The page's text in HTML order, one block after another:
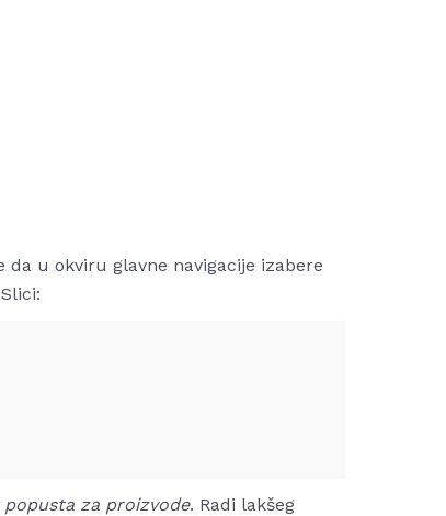
u okviru glavne navigacije izabere
popusta za proizvode. Radi lakšeg